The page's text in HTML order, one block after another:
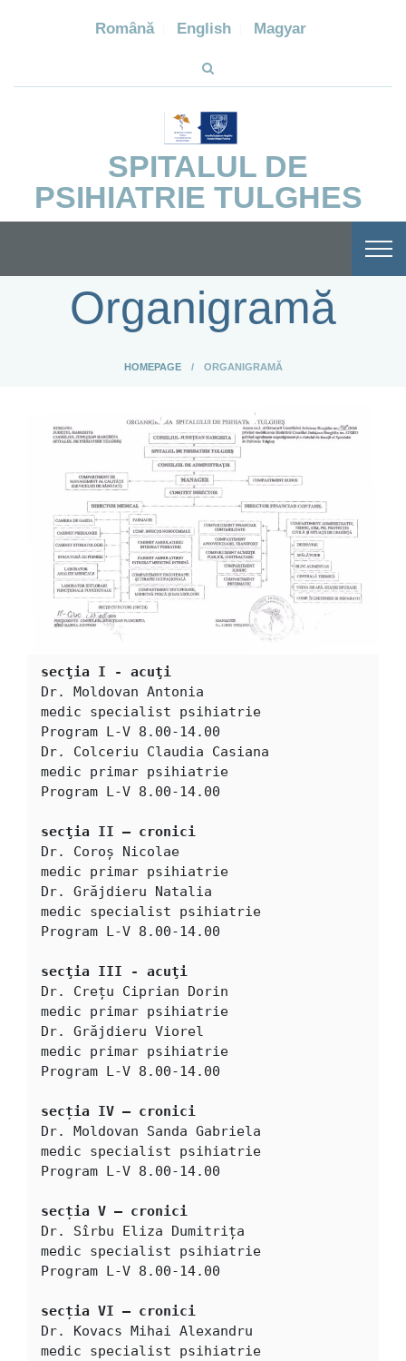
Română English Magyar
SPITALUL DE
PSIHIATRIE TULGHES
Organigramă
HOMEPAGE ORGANIGRAMĂ
secţia I - acuţi
Dr. Moldovan Antonia
medic specialist psihiatrie
Program L-V 8.00-14.00
Dr. Colceriu Claudia Casiana
medic primar psihiatrie
Program L-V 8.00-14.00
secţia II – cronici
Dr. Coroș Nicolae
medic primar psihiatrie
Dr. Grăjdieru Natalia
medic specialist psihiatrie
Program L-V 8.00-14.00
secţia III - acuţi
Dr. Crețu Ciprian Dorin
medic primar psihiatrie
Dr. Grăjdieru Viorel
medic primar psihiatrie
Program L-V 8.00-14.00
secția IV – cronici
Dr. Moldovan Sanda Gabriela
medic specialist psihiatrie
Program L-V 8.00-14.00
secția V – cronici
Dr. Sîrbu Eliza Dumitrița
medic specialist psihiatrie
Program L-V 8.00-14.00
secția VI – cronici
Dr. Kovacs Mihai Alexandru
medic specialist psihiatrie